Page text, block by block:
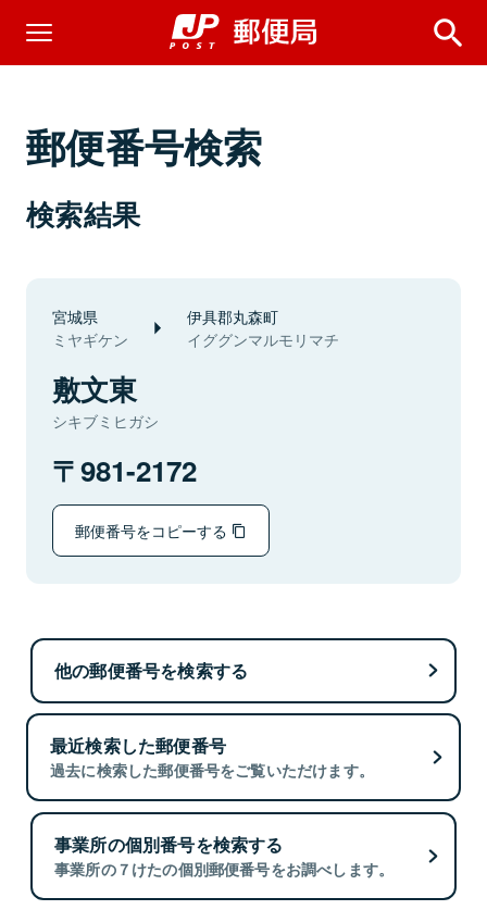
郵便番号検索
検索結果
宮城県
ミヤギケン
伊具郡丸森町
イググンマルモリマチ
敷文東
シキブミヒガシ
981-2172
郵便番号をコピーする
他の郵便番号を検索する
最近検索した郵便番号
過去に検索した郵便番号をご覧いただけます。
事業所の個別番号を検索する
事業所の７けたの個別郵便番号をお調べします。